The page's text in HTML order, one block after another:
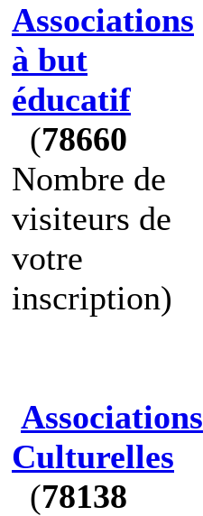
Associations
à but
éducatif
(78660
Nombre de
visiteurs de
votre
inscription)
Associations
Culturelles
(78138